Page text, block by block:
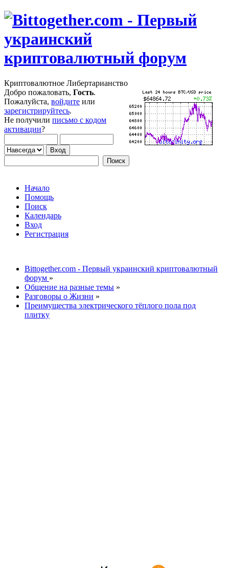
Криптовалютное Либертарианство
Добро пожаловать, Гость.
Пожалуйста, войдите или
зарегистрируйтесь.
Не получили письмо с кодом
активации?
Начало
Помощь
Поиск
Календарь
Вход
Регистрация
Bittogether.com - Первый украинский криптовалютный
форум »
Общение на разные темы »
Разговоры о Жизни »
Преимущества электрического тёплого пола под
плитку